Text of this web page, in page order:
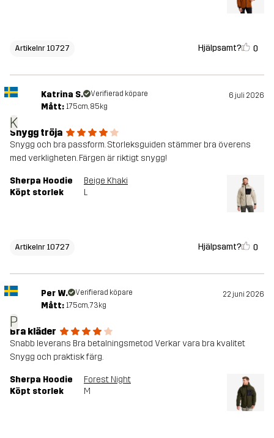
Artikelnr 10727 Hjälpsamt? 0
K
Katrina S. Verifierad köpare 6 juli 2026
Mått: 175cm, 85kg
Snygg tröja
Snygg och bra passform. Storleksguiden stämmer bra överens
med verkligheten. Färgen är riktigt snygg!
Sherpa Hoodie
Beige Khaki
Köpt storlek
L
Artikelnr 10727 Hjälpsamt? 0
P
Per W. Verifierad köpare 22 juni 2026
Mått: 175cm, 73kg
Bra kläder
Snabb leverans Bra betalningsmetod Verkar vara bra kvalitet
Snygg och praktisk färg.
Sherpa Hoodie
Forest Night
Köpt storlek
M